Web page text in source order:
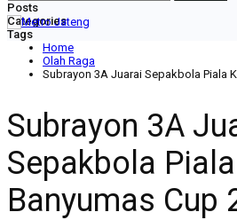
Posts
Categories
Tags
Home
Olah Raga
Subrayon 3A Juarai Sepakbola Piala
Subrayon 3A
Sepakbola
Banyumas Cup